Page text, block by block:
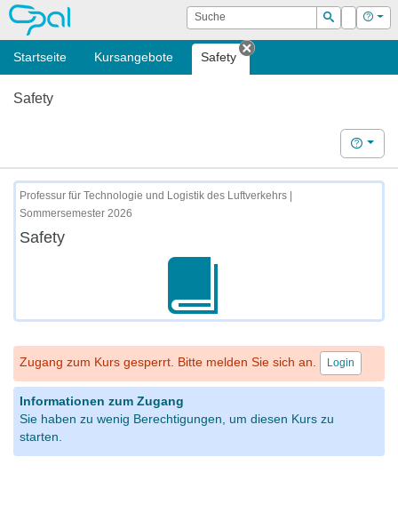
OPAL Suche
Suchen
Login Hilfe
Startseite Kursangebote Safety
Tab schließen
Safety
Hilfe
Professur für Technologie und Logistik des Luftverkehrs |
Sommersemester 2026
Safety
Zugang zum Kurs gesperrt. Bitte melden Sie sich an. Login
Informationen zum Zugang
Sie haben zu wenig Berechtigungen, um diesen Kurs zu
starten.